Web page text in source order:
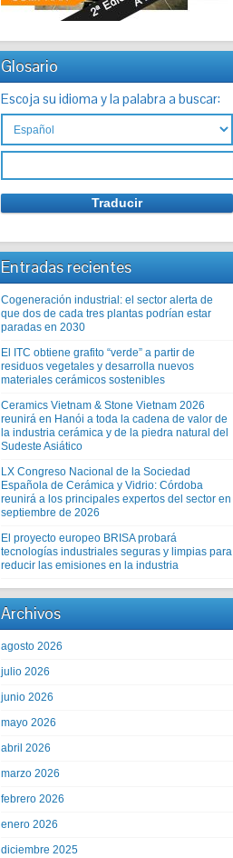
Glosario
Escoja su idioma y la palabra a buscar:
Entradas recientes
Cogeneración industrial: el sector alerta de
que dos de cada tres plantas podrían estar
paradas en 2030
El ITC obtiene grafito “verde” a partir de
residuos vegetales y desarrolla nuevos
materiales cerámicos sostenibles
Ceramics Vietnam & Stone Vietnam 2026
reunirá en Hanói a toda la cadena de valor de
la industria cerámica y de la piedra natural del
Sudeste Asiático
LX Congreso Nacional de la Sociedad
Española de Cerámica y Vidrio: Córdoba
reunirá a los principales expertos del sector en
septiembre de 2026
El proyecto europeo BRISA probará
tecnologías industriales seguras y limpias para
reducir las emisiones en la industria
Archivos
agosto 2026
julio 2026
junio 2026
mayo 2026
abril 2026
marzo 2026
febrero 2026
enero 2026
diciembre 2025